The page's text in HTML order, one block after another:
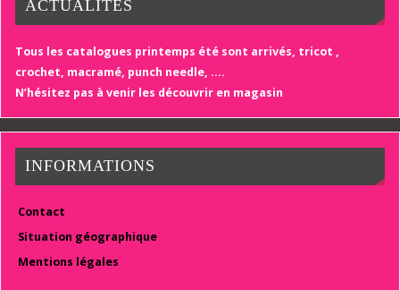
ACTUALITÉS
Tous les catalogues printemps été sont arrivés, tricot ,
crochet, macramé, punch needle, ….
N’hésitez pas à venir les découvrir en magasin
INFORMATIONS
Contact
Situation géographique
Mentions légales